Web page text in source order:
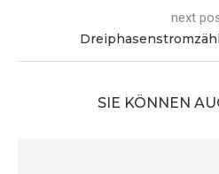
next
SIE KÖNNEN